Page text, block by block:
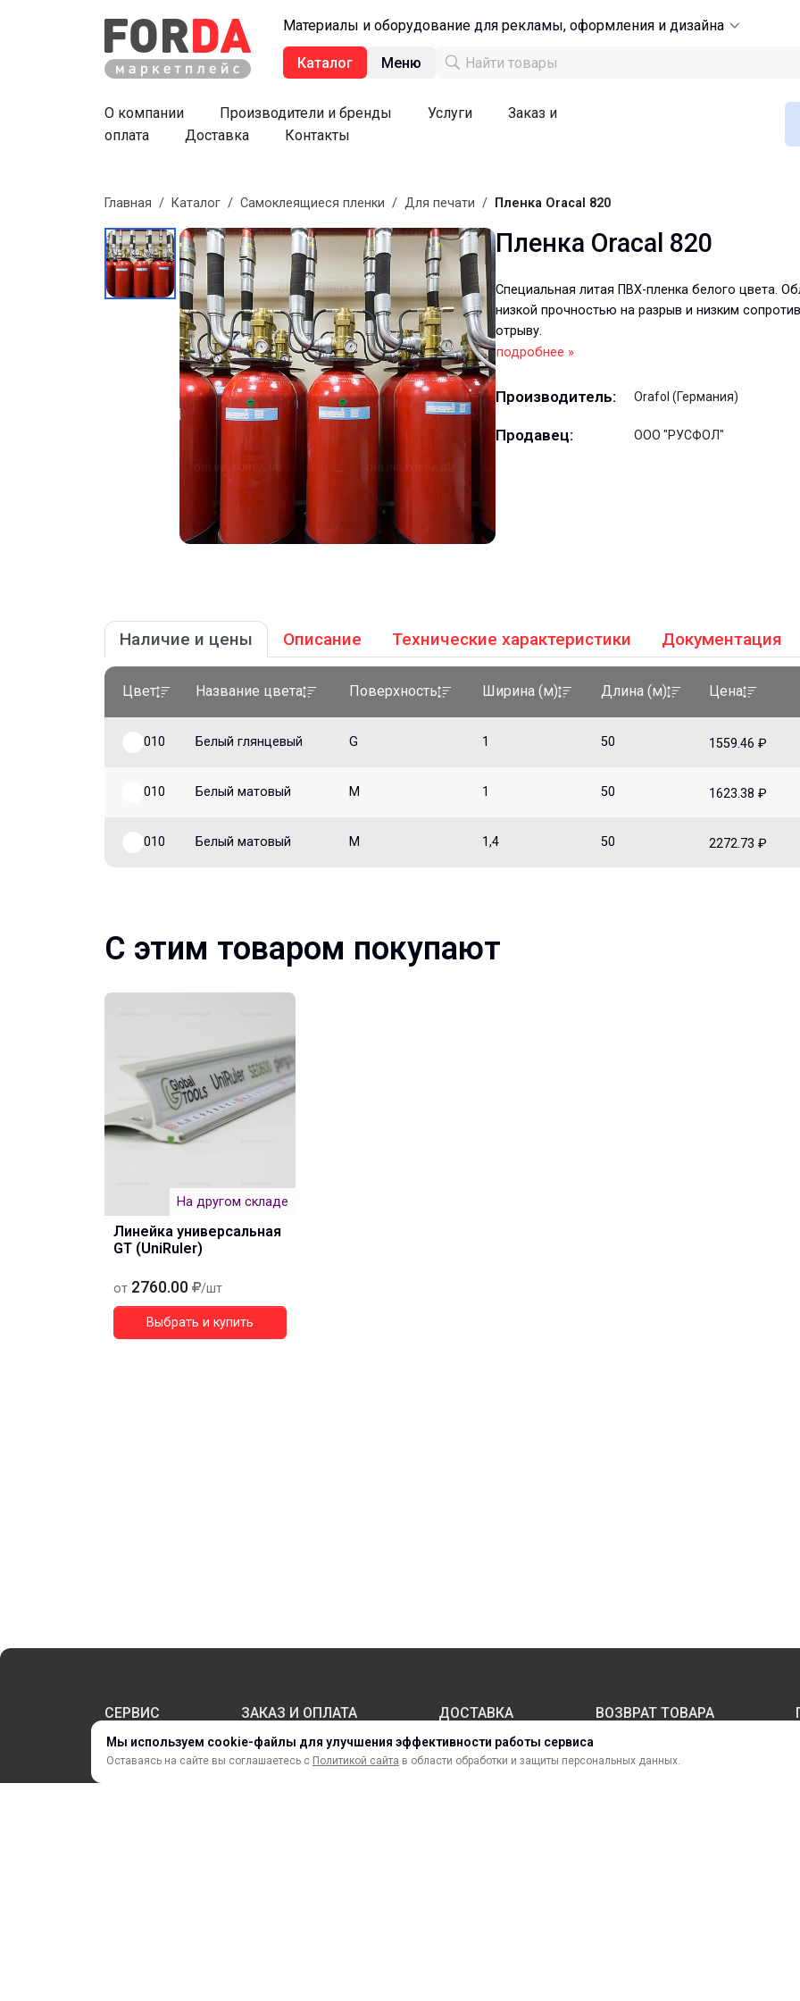
Мы используем cookie-файлы для улучшения эффективности работы сервиса
Оставаясь на сайте вы соглашаетесь с Политикой сайта в области обработки и защиты персональных данных.
Материалы и оборудование для рекламы, оформления и дизайна
Каталог Меню
О компании Производители и бренды Услуги
Заказ и
оплата
Доставка Контакты
Главная / Каталог / Самоклеящиеся пленки / Для печати / Пленка Oracal 820
Пленка Oracal 820
Специальная литая ПВХ-пленка белого цвета.
низкой прочностью на разрыв и низким
отрыву.
подробнее »
Производитель: Orafol (Германия)
Продавец: ООО "РУСФОЛ"
Наличие и цены Описание Технические характеристики Документация
Цвет Название цвета Поверхность Ширина (м) Длина (м) Цена
010 Белый глянцевый G 1 50 1559.46 ₽
010 Белый матовый M 1 50 1623.38 ₽
010 Белый матовый M 1,4 50 2272.73 ₽
С этим товаром покупают
На другом складе
Линейка универсальная
GT (UniRuler)
от 2760.00 /шт
Выбрать и купить
СЕРВИС ЗАКАЗ И ОПЛАТА ДОСТАВКА ВОЗВРАТ ТОВАРА